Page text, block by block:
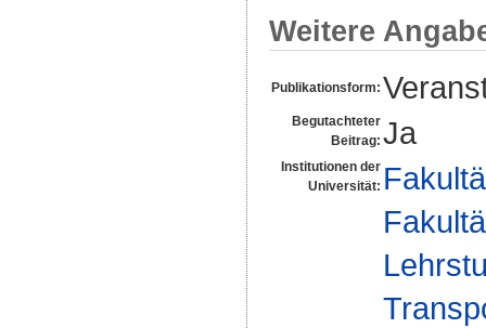
Weitere
Publikationsform:
Begutachteter
Beitrag: Ja
Institutionen der
Universität: